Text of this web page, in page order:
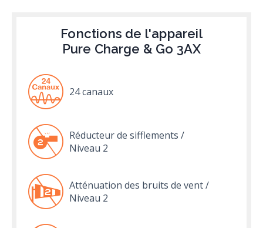
Fonctions de l'appareil
Pure Charge & Go 3AX
24 canaux
Réducteur de sifflements /
Niveau 2
Atténuation des bruits de vent /
Niveau 2